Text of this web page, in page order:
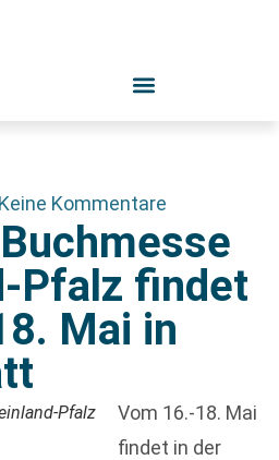
Keine Kommentare
Pfalz findet
Mai in
Pfalz
Vom 16.-18. Mai
findet in der